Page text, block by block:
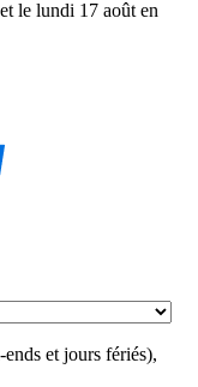
le lundi 17 août en
et jours fériés),